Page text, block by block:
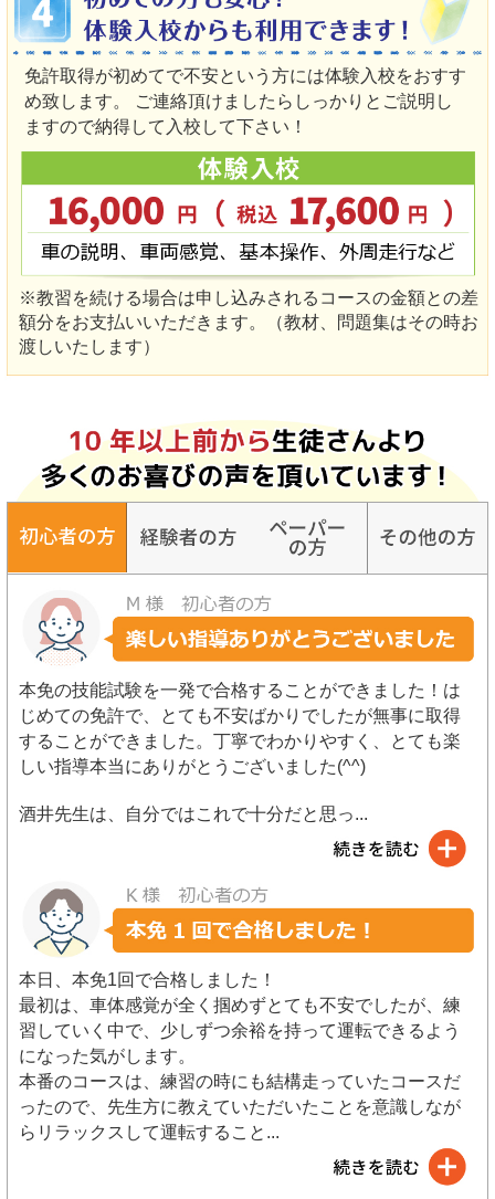
免許取得が初めてで不安という方には体験入校をおすす
め致します。 ご連絡頂けましたらしっかりとご説明し
ますので納得して入校して下さい！
※教習を続ける場合は申し込みされるコースの金額との差
額分をお支払いいただきます。（教材、問題集はその時お
渡しいたします）
本免の技能試験を一発で合格することができました！は
じめての免許で、とても不安ばかりでしたが無事に取得
することができました。丁寧でわかりやすく、とても楽
しい指導本当にありがとうございました(^^)
酒井先生は、自分ではこれで十分だと思っ...
本日、本免1回で合格しました！
最初は、車体感覚が全く掴めずとても不安でしたが、練
習していく中で、少しずつ余裕を持って運転できるよう
になった気がします。
本番のコースは、練習の時にも結構走っていたコースだ
ったので、先生方に教えていただいたことを意識しなが
らリラックスして運転すること ...